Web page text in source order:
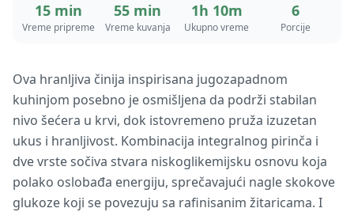
15 min
Vreme pripreme
55 min
Vreme kuvanja
1h 10m
Ukupno vreme
6
Porcije
Ova hranljiva činija inspirisana jugozapadnom
kuhinjom posebno je osmišljena da podrži stabilan
nivo šećera u krvi, dok istovremeno pruža izuzetan
ukus i hranljivost. Kombinacija integralnog pirinča i
dve vrste sočiva stvara niskoglikemijsku osnovu koja
polako oslobađa energiju, sprečavajući nagle skokove
glukoze koji se povezuju sa rafinisanim žitaricama. I